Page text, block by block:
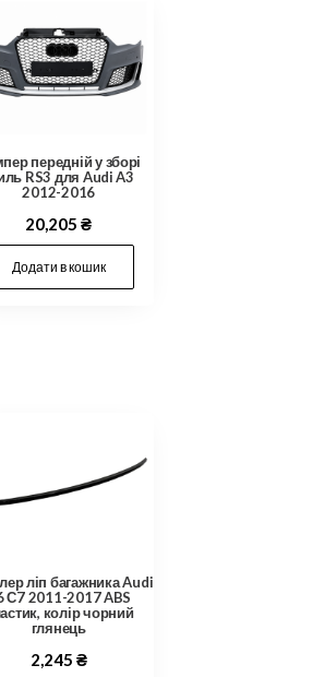
передній у зборі
RS3 для Audi A3
2012-2016
20,205₴
Додати в кошик
ліп багажника Audi
С7 2011-2017 ABS
колір чорний
глянець
2,245 ₴